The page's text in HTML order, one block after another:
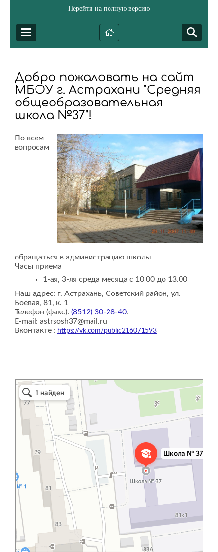
Перейти на полную версию
Добро пожаловать на сайт
МБОУ г. Астрахани "Средняя
общеобразовательная
школа №37"!
По всем
вопросам
обращаться в администрацию школы.
Часы приема
1-ая, 3-яя среда месяца с 10.00 до 13.00
Наш адрес: г. Астрахань, Советский район, ул.
Боевая, 81, к. 1
Телефон (факс): (8512) 30-28-40.
E-mail: astrsosh37@mail.ru
Вконтакте : https://vk.com/public216071593